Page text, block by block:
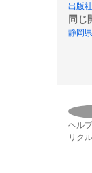
出版
同じ
静岡県
ヘル
リク